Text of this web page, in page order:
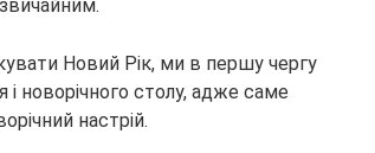
Новий Рік, ми в першу чергу
новорічного столу, адже саме
настрій.